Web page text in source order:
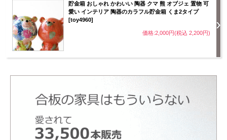
貯金箱 おしゃれ かわいい 陶器 クマ 熊 オブジェ 置物 可
愛い インテリア 陶器のカラフル貯金箱 くま2タイプ
[toy4960]
価格:2,000円(税込 2,200円)